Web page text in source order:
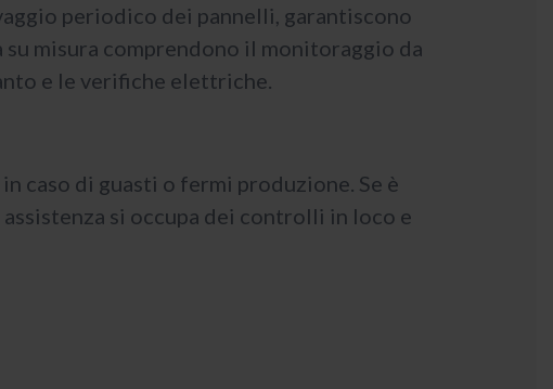
periodico dei pannelli, garantiscono
misura comprendono il monitoraggio da
e le verifiche elettriche.
caso di guasti o fermi produzione. Se è
si occupa dei controlli in loco e